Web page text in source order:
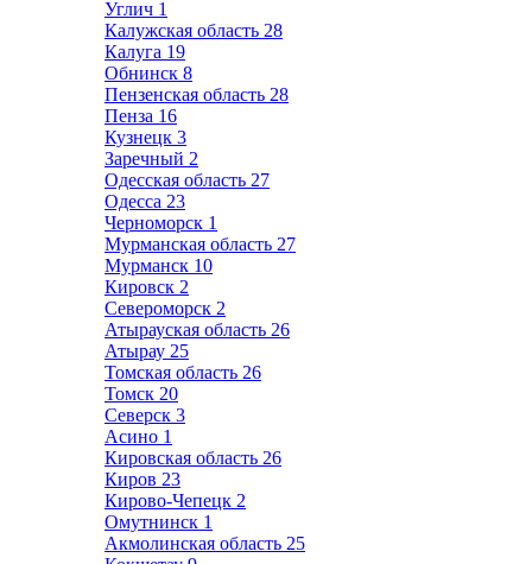
Углич 1
Калужская область 28
Калуга 19
Обнинск 8
Пензенская область 28
Пенза 16
Кузнецк 3
Заречный 2
Одесская область 27
Одесса 23
Черноморск 1
Мурманская область 27
Мурманск 10
Кировск 2
Североморск 2
Атырауская область 26
Атырау 25
Томская область 26
Томск 20
Северск 3
Асино 1
Кировская область 26
Киров 23
Кирово-Чепецк 2
Омутнинск 1
Акмолинская область 25